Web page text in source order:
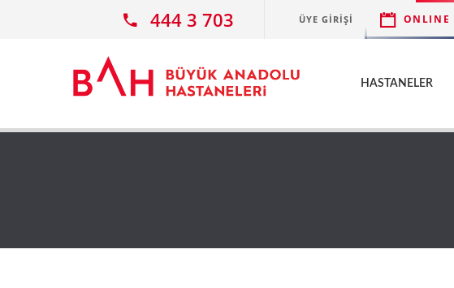
444 3 703 ÜYE GIRIŞI ONLINE
HASTANELER